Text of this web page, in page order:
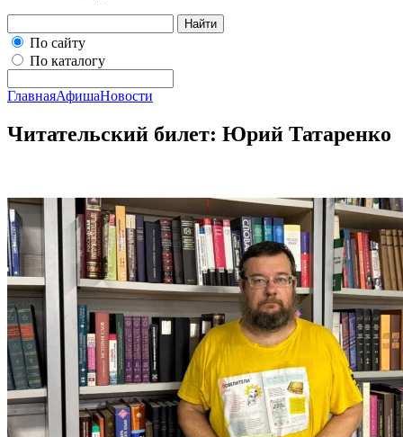
Найти
По сайту
По каталогу
ГлавнаяАфишаНовости
Читательский билет: Юрий Татаренко